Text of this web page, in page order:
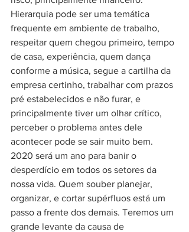
Hierarquia pode ser uma temática
frequente em ambiente de trabalho,
respeitar quem chegou primeiro, tempo
de casa, experiência, quem dança
conforme a música, segue a cartilha da
empresa certinho, trabalhar com prazos
pré estabelecidos e não furar, e
principalmente tiver um olhar crítico,
perceber o problema antes dele
acontecer pode se sair muito bem.
2020 será um ano para banir o
desperdício em todos os setores da
nossa vida. Quem souber planejar,
organizar, e cortar supérfluos está um
passo a frente dos demais. Teremos um
grande levante da causa de